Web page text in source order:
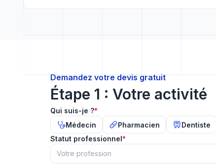
Demandez votre devis gratuit
Étape 1 : Votre activité
Qui suis-je ?*
Médecin
Pharmacien Dentiste
Statut professionnel*
Votre profession